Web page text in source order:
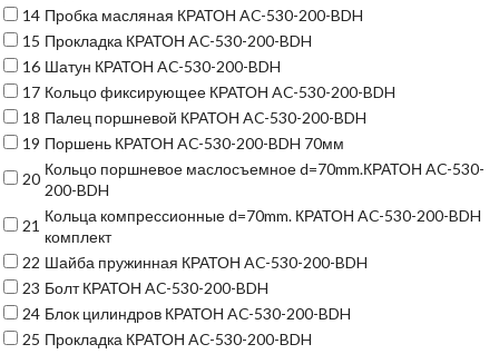
14 Пробка масляная КРАТОН AC-530-200-BDH
15 Прокладка КРАТОН AC-530-200-BDH
16 Шатун КРАТОН AC-530-200-BDH
17 Кольцо фиксирующее КРАТОН AC-530-200-BDH
18 Палец поршневой КРАТОН AC-530-200-BDH
19 Поршень КРАТОН AC-530-200-BDH 70мм
20
Кольцо поршневое маслосъемное d=70mm.КРАТОН AC-530-
200-BDH
21
Кольца компрессионные d=70mm. КРАТОН AC-530-200-BDH
комплект
22 Шайба пружинная КРАТОН AC-530-200-BDH
23 Болт КРАТОН AC-530-200-BDH
24 Блок цилиндров КРАТОН AC-530-200-BDH
25 Прокладка КРАТОН AC-530-200-BDH